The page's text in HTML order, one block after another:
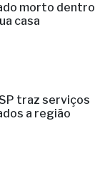
morto dentro
casa
traz serviços
a região